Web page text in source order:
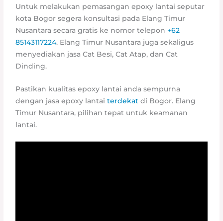
Untuk melakukan pemasangan epoxy lantai seputar
kota Bogor segera konsultasi pada Elang Timur
Nusantara secara gratis ke nomor telepon +62
85143117224. Elang Timur Nusantara juga sekaligus
menyediakan jasa Cat Besi, Cat Atap, dan Cat
Dinding.
Pastikan kualitas epoxy lantai anda sempurna
dengan jasa epoxy lantaiterdekat di Bogor. Elang
Timur Nusantara, pilihan tepat untuk keamanan
lantai.